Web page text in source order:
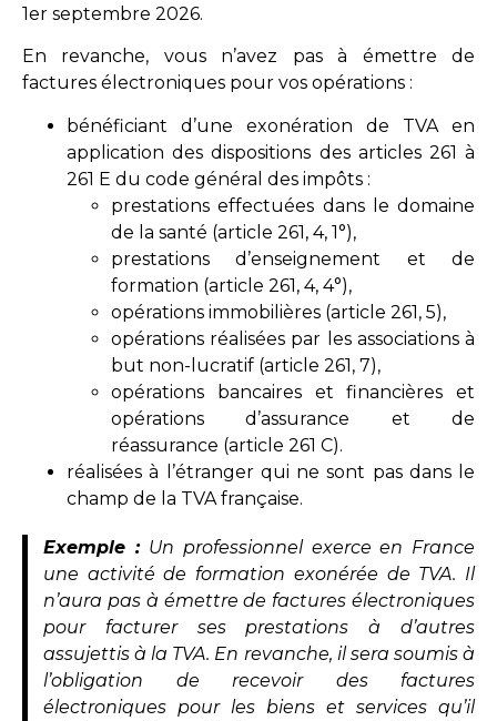
1er septembre 2026.
En revanche, vous n’avez pas à émettre de
factures électroniques pour vos opérations :
bénéficiant d’une exonération de TVA en
application des dispositions des articles 261 à
261 E du code général des impôts :
prestations effectuées dans le domaine
de la santé (article 261, 4, 1°),
prestations d’enseignement et de
formation (article 261, 4, 4°),
opérations immobilières (article 261, 5),
opérations réalisées par les associations à
but non-lucratif (article 261, 7),
opérations bancaires et financières et
opérations d’assurance et de
réassurance (article 261 C).
réalisées à l’étranger qui ne sont pas dans le
champ de la TVA française.
Exemple : Un professionnel exerce en France
une activité de formation exonérée de TVA. Il
n’aura pas à émettre de factures électroniques
pour facturer ses prestations à d’autres
assujettis à la TVA. En revanche, il sera soumis à
l’obligation de recevoir des factures
électroniques pour les biens et services qu’il